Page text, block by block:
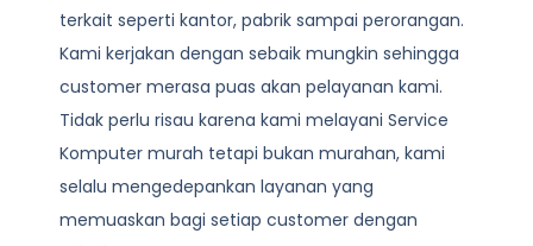
terkait seperti kantor, pabrik sampai perorangan.
Kami kerjakan dengan sebaik mungkin sehingga
customer merasa puas akan pelayanan kami.
Tidak perlu risau karena kami melayani Service
Komputer murah tetapi bukan murahan, kami
selalu mengedepankan layanan yang
memuaskan bagi setiap customer dengan